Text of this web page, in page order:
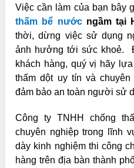
Việc cần làm của bạn bây
thấm bể nướcngầm tại
thời, dừng việc sử dụng
ảnh hưởng tới sức khoẻ.
khách hàng, quý vị hãy
thấm dột uy tín và
đảm bảo an toàn người sử
Công ty TNHH chống
chuyên nghiệp trong lĩnh
dày kinh nghiệm thi công
hàng trên địa bàn thành